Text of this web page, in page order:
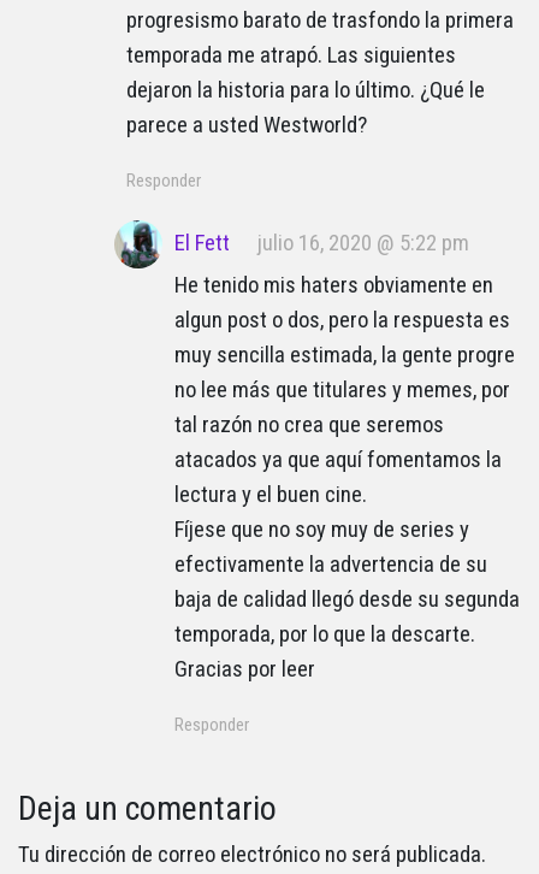
progresismo barato de trasfondo la primera
temporada me atrapó. Las siguientes
dejaron la historia para lo último. ¿Qué le
parece a usted Westworld?
Responder
El Fett
julio 16, 2020 @ 5:22 pm
He tenido mis haters obviamente en
algun post o dos, pero la respuesta es
muy sencilla estimada, la gente progre
no lee más que titulares y memes, por
tal razón no crea que seremos
atacados ya que aquí fomentamos la
lectura y el buen cine.
Fíjese que no soy muy de series y
efectivamente la advertencia de su
baja de calidad llegó desde su segunda
temporada, por lo que la descarte.
Gracias por leer
Responder
Deja un comentario
Tu dirección de correo electrónico no será publicada.